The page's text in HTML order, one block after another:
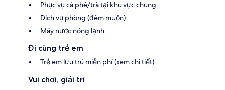
Phục vụ cà phê/trà tại khu vực chung
Dịch vụ phòng (đêm muộn)
Máy nước nóng lạnh
Đi cùng trẻ em
Trẻ em lưu trú miễn phí (xem chi tiết)
Vui chơi, giải trí